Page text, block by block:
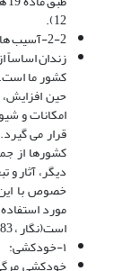
12).
2-2-آسیب های موجود در زندان:
زندان اساساً
کشور ما
حین
امکانات و
قرار می
کشورها از
دیگر، آثار
خصوص با
مورد
است(نگار ، 1383: 30).
۱-خودکشی: